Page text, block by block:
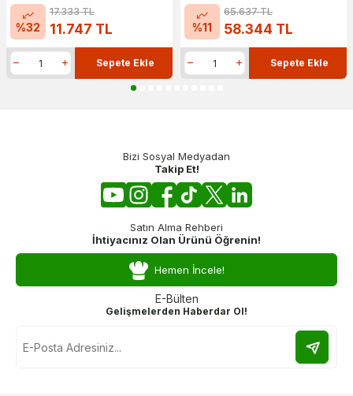
%32
17.333TL
11.747 TL
Sepete Ekle
%11
65.637TL
58.344 TL
Sepete Ekle
Bizi Sosyal Medyadan
Takip Et!
Satın Alma Rehberi
İhtiyacınız Olan Ürünü Öğrenin!
Hemen İncele!
E-Bülten
Gelişmelerden Haberdar Ol!